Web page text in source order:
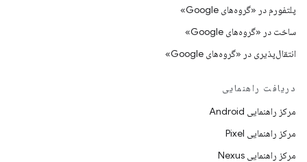
پلتفورم در «گروه‌های Google»
ساخت در «گروه‌های Google»
انتقال‌پذیری در «گروه‌های Google»
دریافت راهنمایی
مرکز راهنمایی Android
مرکز راهنمایی Pixel
مرکز راهنمایی Nexus